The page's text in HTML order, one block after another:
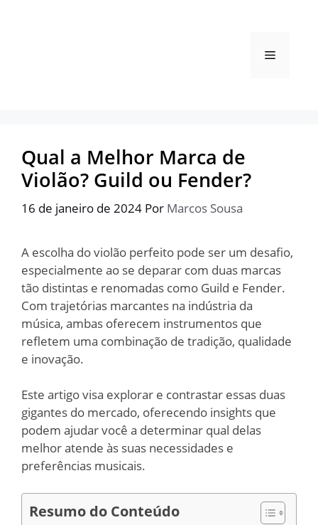
Menu
Qual a Melhor Marca de
Violão? Guild ou Fender?
16 de janeiro de 2024 Por Marcos Sousa
A escolha do violão perfeito pode ser um desafio,
especialmente ao se deparar com duas marcas
tão distintas e renomadas como Guild e Fender.
Com trajetórias marcantes na indústria da
música, ambas oferecem instrumentos que
refletem uma combinação de tradição, qualidade
e inovação.
Este artigo visa explorar e contrastar essas duas
gigantes do mercado, oferecendo insights que
podem ajudar você a determinar qual delas
melhor atende às suas necessidades e
preferências musicais.
Resumo do Conteúdo